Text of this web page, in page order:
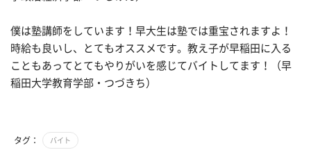
僕は塾講師をしています！早大生は塾では重宝されますよ！
時給も良いし、とてもオススメです。教え子が早稲田に入る
こともあってとてもやりがいを感じてバイトしてます！（早
稲田大学教育学部・つづきち）
タグ： バイト